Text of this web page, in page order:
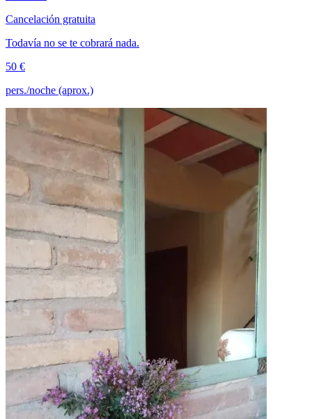
Cancelación gratuita
Todavía no se te cobrará nada.
50 €
pers./noche (aprox.)